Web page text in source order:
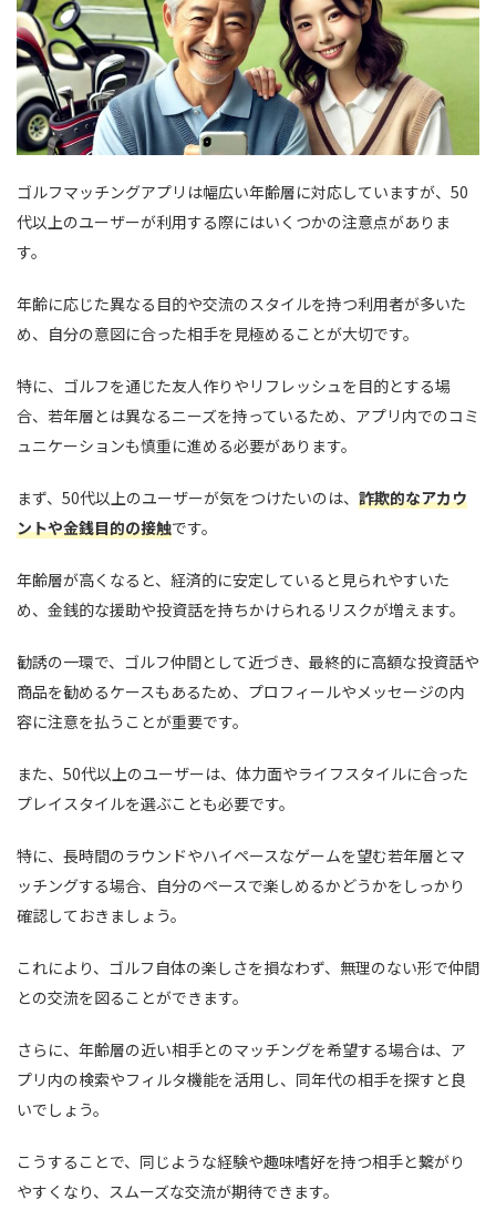
ゴルフマッチングアプリは幅広い年齢層に対応していますが、50
代以上のユーザーが利用する際にはいくつかの注意点がありま
す。
年齢に応じた異なる目的や交流のスタイルを持つ利用者が多いた
め、自分の意図に合った相手を見極めることが大切です。
特に、ゴルフを通じた友人作りやリフレッシュを目的とする場
合、若年層とは異なるニーズを持っているため、アプリ内でのコミ
ュニケーションも慎重に進める必要があります。
まず、50代以上のユーザーが気をつけたいのは、 詐欺的なアカウ
ントや金銭目的の接触です。
年齢層が高くなると、経済的に安定していると見られやすいた
め、金銭的な援助や投資話を持ちかけられるリスクが増えます。
勧誘の一環で、ゴルフ仲間として近づき、最終的に高額な投資話や
商品を勧めるケースもあるため、プロフィールやメッセージの内
容に注意を払うことが重要です。
また、50代以上のユーザーは、体力面やライフスタイルに合った
プレイスタイルを選ぶことも必要です。
特に、長時間のラウンドやハイペースなゲームを望む若年層とマ
ッチングする場合、自分のペースで楽しめるかどうかをしっかり
確認しておきましょう。
これにより、ゴルフ自体の楽しさを損なわず、無理のない形で仲間
との交流を図ることができます。
さらに、年齢層の近い相手とのマッチングを希望する場合は、ア
プリ内の検索やフィルタ機能を活用し、同年代の相手を探すと良
いでしょう。
こうすることで、同じような経験や趣味嗜好を持つ相手と繋がり
やすくなり、スムーズな交流が期待できます。